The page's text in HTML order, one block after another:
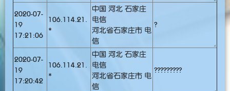
2020-07-
19
17:21:06
106.114.21.
*
中国 河北 石家庄
电信
河北省石家庄市 电
信
?
2020-07-
19
17:20:42
106.114.21.
*
中国 河北 石家庄
电信
河北省石家庄市 电
信
?????????